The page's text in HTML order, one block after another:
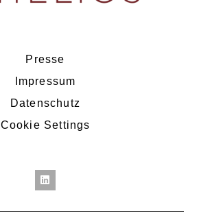
Presse
Impressum
Datenschutz
Cookie Settings